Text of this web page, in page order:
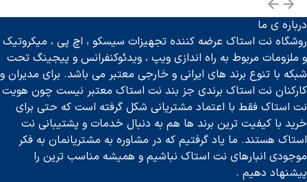
درباره ی ما
روشگاه نت استاک عرضه کننده تجهیزات سیسکو ، اچ پی ، میکروتیک
و ملزومات مربوط به راه اندازی ویپ ، ویدئوکنفرانس و پیجینگ تحت
شبکه با تنوع برند های ایرانی و خارجی معتبر می باشد. برای مدیران و
کارکنان نت استاک برندی جز بند نت استاک معتبر نیست چون هویت
نت استاک فقط با اعتماد مشتریانی شکل گرفته است که حتی برای
خرید با کیفیت ترین برند ها هم به دنبال خدمات و پشتیبانی نت
استاک هستند. ما یاد گرفتیم که در مشاوره به مشتریانمان به فکر
موجودی انبارهای نت استاک نباشیم و همیشه مناسب ترین را
پیشنهاد دهیم .